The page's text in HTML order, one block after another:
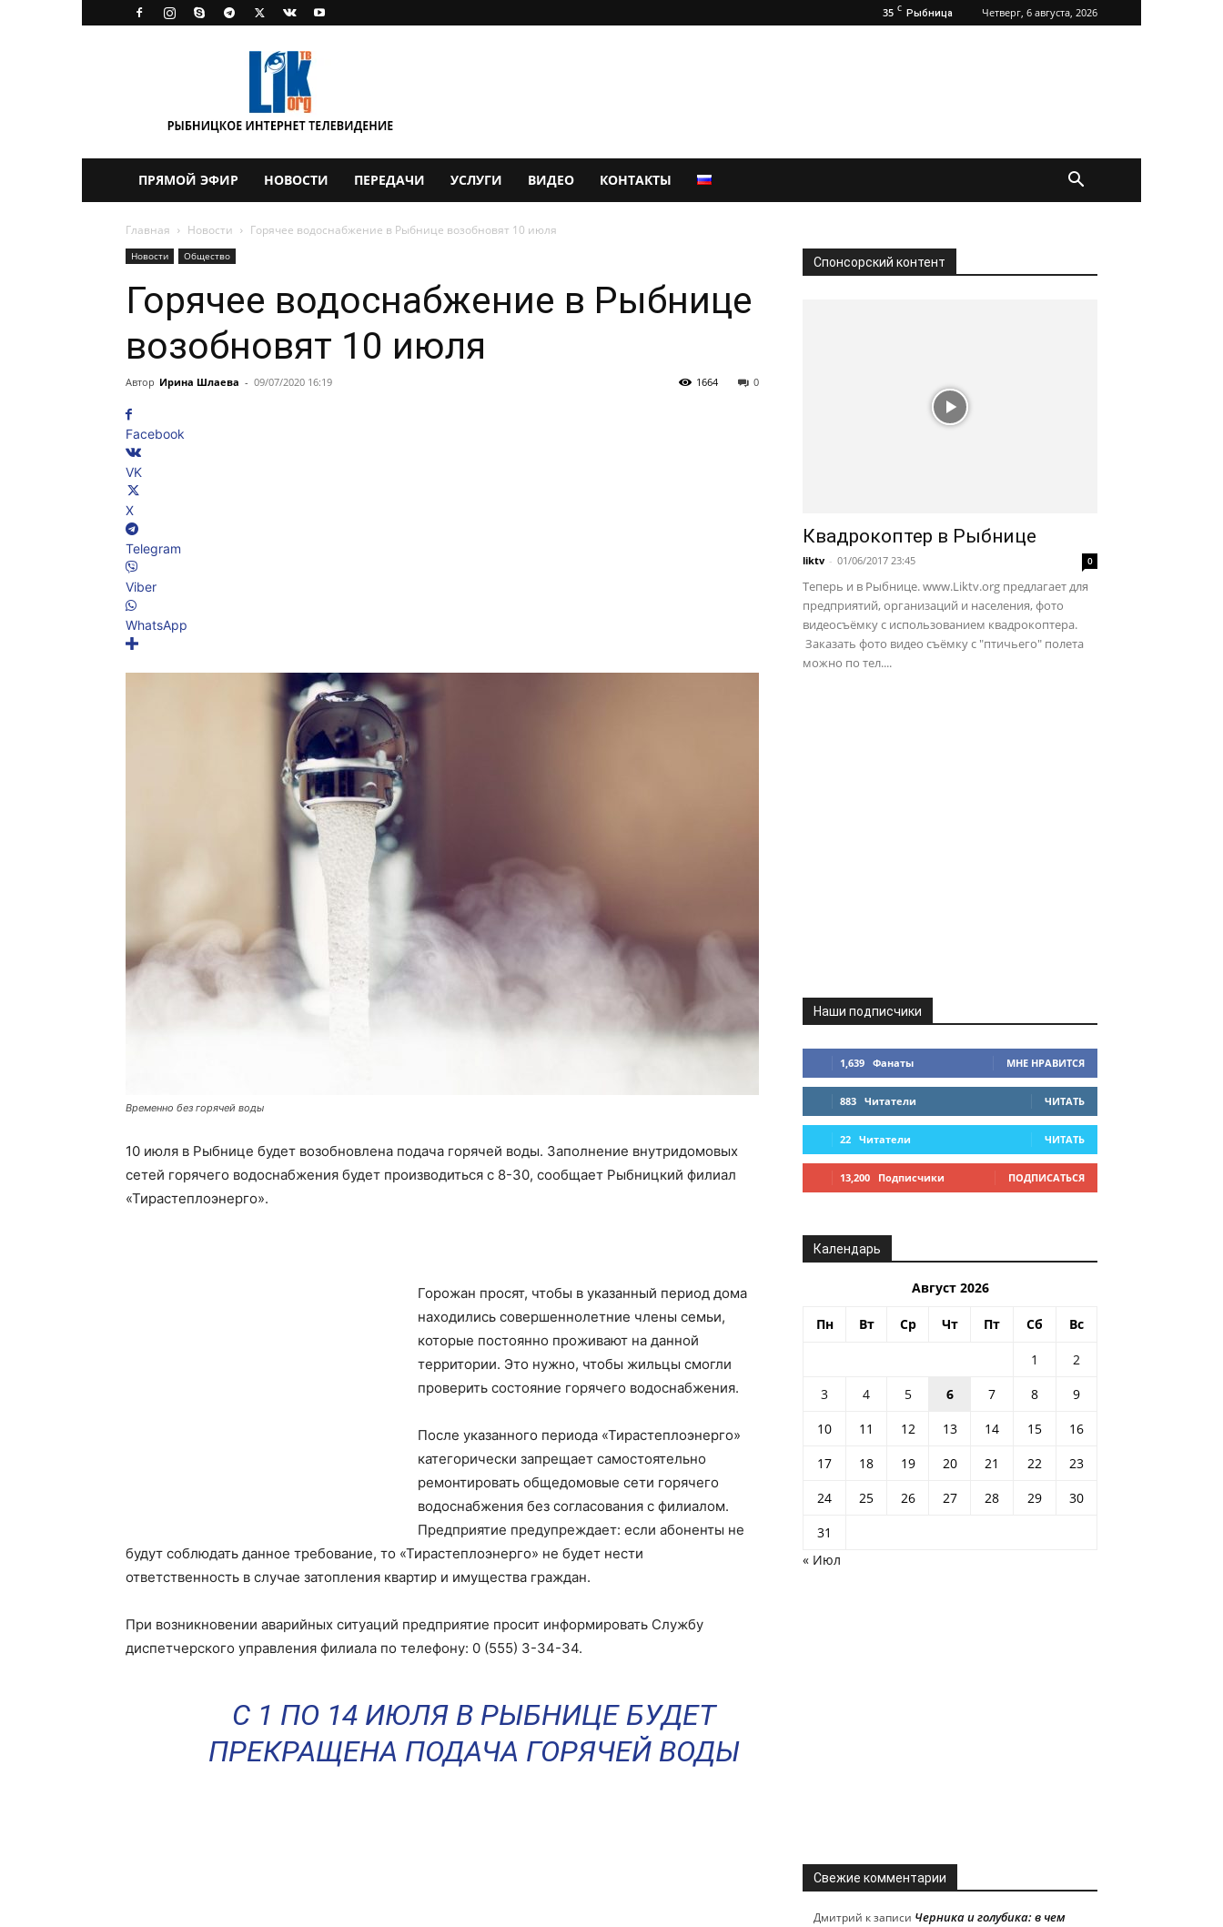
35 C Рыбница Четверг, 6 августа, 2026
ПРЯМОЙ ЭФИР НОВОСТИ ПЕРЕДАЧИ УСЛУГИ ВИДЕО КОНТАКТЫ
Главная Новости Горячее водоснабжение в Рыбнице возобновят 10 июля
Новости Общество
Горячее водоснабжение в Рыбнице
возобновят 10 июля
Автор Ирина Шлаева - 09/07/2020 16:19 0
1664
Facebook
VK
X
Telegram
Viber
WhatsApp
Временно без горячей воды
10 июля в Рыбнице будет возобновлена подача горячей воды. Заполнение внутридомовых
сетей горячего водоснабжения будет производиться с 8-30, сообщает Рыбницкий филиал
«Тирастеплоэнерго».
Горожан просят, чтобы в указанный период дома
находились совершеннолетние члены семьи,
которые постоянно проживают на данной
территории. Это нужно, чтобы жильцы смогли
проверить состояние горячего водоснабжения.
После указанного периода «Тирастеплоэнерго»
категорически запрещает самостоятельно
ремонтировать общедомовые сети горячего
водоснабжения без согласования с филиалом.
Предприятие предупреждает: если абоненты не
будут соблюдать данное требование, то «Тирастеплоэнерго» не будет нести
ответственность в случае затопления квартир и имущества граждан.
При возникновении аварийных ситуаций предприятие просит информировать Службу
диспетчерского управления филиала по телефону: 0 (555) 3-34-34.
С 1 ПО 14 ИЮЛЯ В РЫБНИЦЕ БУДЕТ
ПРЕКРАЩЕНА ПОДАЧА ГОРЯЧЕЙ ВОДЫ
Спонсорский контент
Квадрокоптер в Рыбнице
liktv - 01/06/2017 23:45 0
Теперь и в Рыбнице. www.Liktv.org предлагает для
предприятий, организаций и населения, фото
видеосъёмку с использованием квадрокоптера.
Заказать фото видео съёмку с "птичьего" полета
можно по тел....
Наши подписчики
1,639 Фанаты МНЕ НРАВИТСЯ
883 Читатели ЧИТАТЬ
22 Читатели ЧИТАТЬ
13,200 Подписчики ПОДПИСАТЬСЯ
Календарь
Август 2026
Пн Вт Ср Чт Пт Сб Вс
1
2
3
4 5 6 7 8
9
10
11 12 13 14 15
16
17
18 19 20 21 22
23
24
25 26 27 28 29
30
31
« Июл
Свежие комментарии
Дмитрий к записи Черника и голубика: в чем